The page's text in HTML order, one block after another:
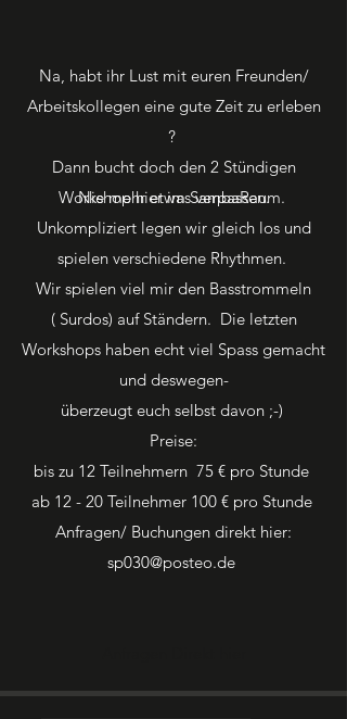
Na, habt ihr Lust mit euren Freunden/
Arbeitskollegen eine gute Zeit zu erleben
?
Dann bucht doch den 2 Stündigen
Workshop hier im SambaRaum.
Unkompliziert legen wir gleich los und
spielen verschiedene Rhythmen.
Wir spielen viel mir den Basstrommeln
( Surdos) auf Ständern. Die letzten
Workshops haben echt viel Spass gemacht
und deswegen-
überzeugt euch selbst davon ;-)
Preise:
bis zu 12 Teilnehmern 75 € pro Stunde
ab 12 - 20 Teilnehmer 100 € pro Stunde
Anfragen/ Buchungen direkt hier:
sp030@posteo.de
Nie mehr etwas verpassen.